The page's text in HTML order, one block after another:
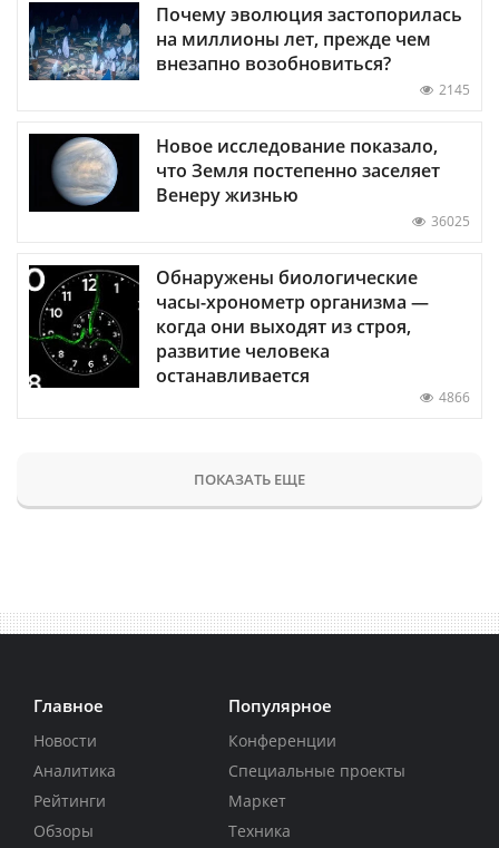
Почему эволюция застопорилась
на миллионы лет, прежде чем
внезапно возобновиться?
2145
Новое исследование показало,
что Земля постепенно заселяет
Венеру жизнью
36025
Обнаружены биологические
часы-хронометр организма —
когда они выходят из строя,
развитие человека
останавливается
4866
ПОКАЗАТЬ ЕЩЕ
Главное
Новости
Аналитика
Рейтинги
Обзоры
Популярное
Конференции
Специальные проекты
Маркет
Техника